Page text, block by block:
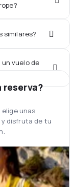
similares?
vuelo de
reserva?
elige unas
disfruta de tu